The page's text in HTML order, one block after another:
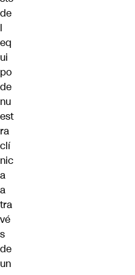
de
l
eq
ui
po
de
nu
est
ra
clí
nic
a
a
tra
vé
s
de
un